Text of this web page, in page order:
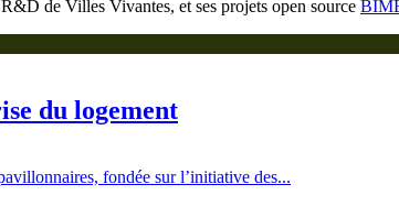
de Villes Vivantes, et ses projets open source
du logement
fondée sur l’initiative des...